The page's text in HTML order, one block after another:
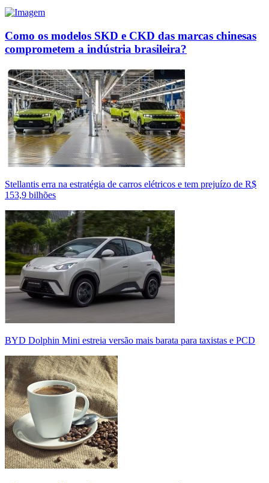
Como os modelos SKD e CKD das marcas chinesas
comprometem a indústria brasileira?
Stellantis erra na estratégia de carros elétricos e tem prejuízo de R$
153,9 bilhões
BYD Dolphin Mini estreia versão mais barata para taxistas e PCD